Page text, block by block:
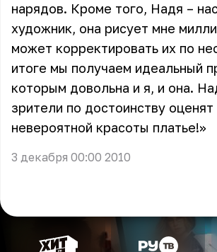
нарядов. Кроме того, Надя –
художник, она рисует мне
может корректировать их по
итоге мы получаем идеальный
которым довольна и я, и она.
зрители по достоинству
невероятной красоты платье!»
3 декабря 00:00 2010